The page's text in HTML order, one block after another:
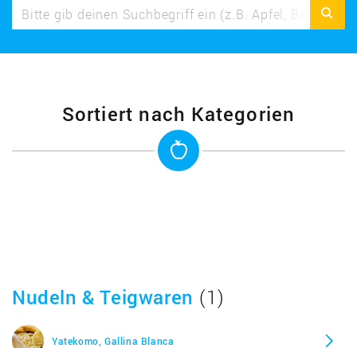
Sortiert nach Kategorien
Nudeln & Teigwaren (1)
Yatekomo, Gallina Blanca